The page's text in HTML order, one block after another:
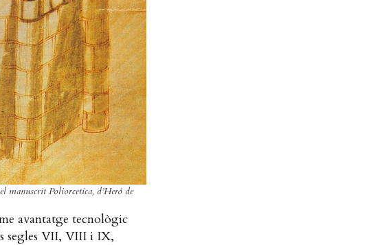
manuscrit Poliorcetica, d’Heró de
avantatge tecnològic
segles VII, VIII i IX,